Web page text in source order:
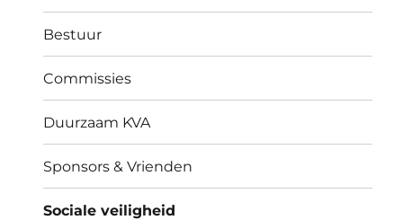
Bestuur
Commissies
Duurzaam KVA
Sponsors & Vrienden
Sociale veiligheid